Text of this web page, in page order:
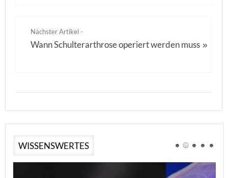
Nächster Artikel -
Wann Schulterarthrose operiert werden muss »
WISSENSWERTES